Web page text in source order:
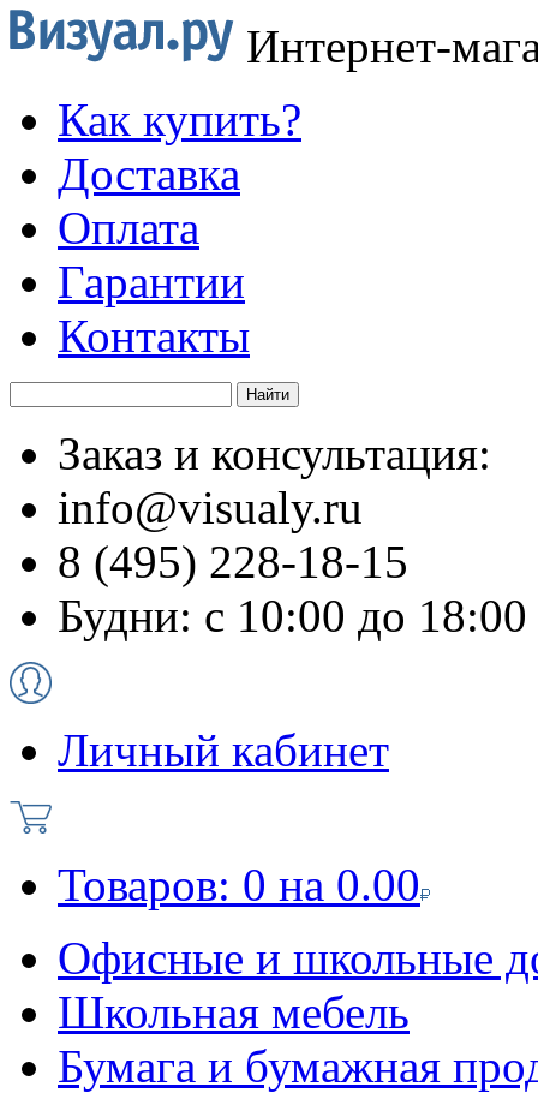
Интернет-
Как купить?
Доставка
Оплата
Гарантии
Контакты
Заказ и консультация:
info@visualy.ru
8 (495) 228-18-15
Будни: с 10:00 до 18:00
Личный кабинет
Товаров: 0 на 0.00
Офисные и школьные
Школьная мебель
Бумага и бумажная